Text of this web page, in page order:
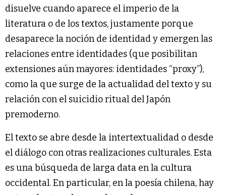
disuelve cuando aparece el imperio de la
literatura o de los textos, justamente porque
desaparece la noción de identidad y emergen las
relaciones entre identidades (que posibilitan
extensiones aún mayores: identidades “proxy”),
como la que surge de la actualidad del texto y su
relación con el suicidio ritual del Japón
premoderno.
El texto se abre desde la intertextualidad o desde
el diálogo con otras realizaciones culturales. Esta
es una búsqueda de larga data en la cultura
occidental. En particular, en la poesía chilena, hay